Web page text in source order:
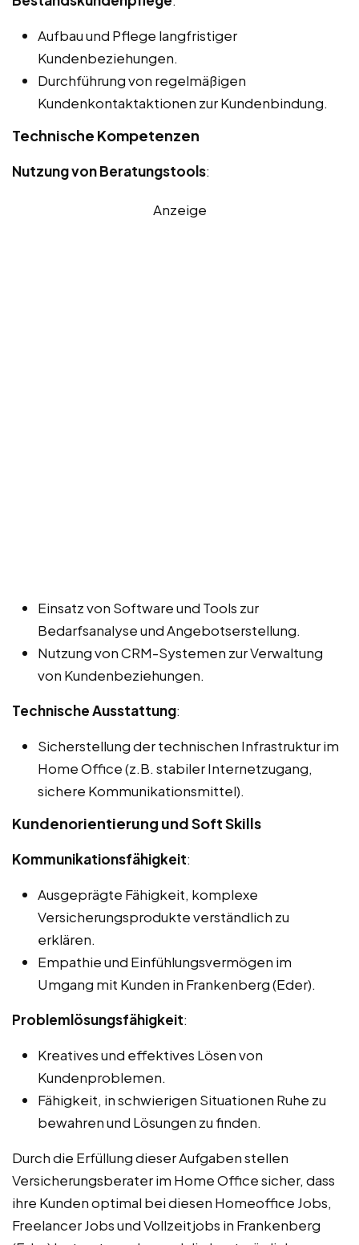
Aufbau und Pflege langfristiger
Kundenbeziehungen.
Durchführung von regelmäßigen
Kundenkontaktaktionen zur Kundenbindung.
Technische Kompetenzen
Nutzung von Beratungstools:
Anzeige
Einsatz von Software und Tools zur
Bedarfsanalyse und Angebotserstellung.
Nutzung von CRM-Systemen zur Verwaltung
von Kundenbeziehungen.
Technische Ausstattung:
Sicherstellung der technischen Infrastruktur im
Home Office (z.B. stabiler Internetzugang,
sichere Kommunikationsmittel).
Kundenorientierung und Soft Skills
Kommunikationsfähigkeit:
Ausgeprägte Fähigkeit, komplexe
Versicherungsprodukte verständlich zu
erklären.
Empathie und Einfühlungsvermögen im
Umgang mit Kunden in Frankenberg (Eder).
Problemlösungsfähigkeit:
Kreatives und effektives Lösen von
Kundenproblemen.
Fähigkeit, in schwierigen Situationen Ruhe zu
bewahren und Lösungen zu finden.
Durch die Erfüllung dieser Aufgaben stellen
Versicherungsberater im Home Office sicher, dass
ihre Kunden optimal bei diesen Homeoffice Jobs,
Freelancer Jobs und Vollzeitjobs in Frankenberg